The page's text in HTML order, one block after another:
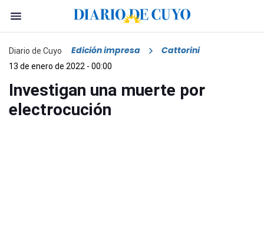
Diario de Cuyo Edición impresa Cattorini
13 de enero de 2022 - 00:00
Investigan una muerte por
electrocución